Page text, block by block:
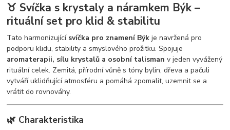
♉ Svíčka s krystaly a náramkem Býk –
rituální set pro klid & stabilitu
Tato harmonizující svíčka pro znamení Býk je navržená pro
podporu klidu, stability a smyslového prožitku. Spojuje
aromaterapii, sílu krystalů a osobní talisman v jeden vyvážený
rituální celek. Zemitá, přírodní vůně s tóny bylin, dřeva a pačuli
vytváří uklidňující atmosféru a pomáhá zpomalit, uzemnit se a
vrátit do rovnováhy.
🌿 Charakteristika